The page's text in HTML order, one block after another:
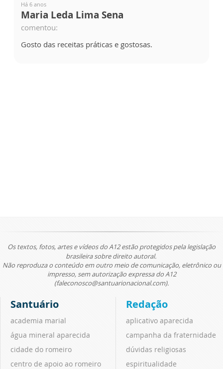
Há 6 anos
Maria Leda Lima Sena
comentou:
Gosto das receitas práticas e gostosas.
Os textos, fotos, artes e vídeos do A12 estão protegidos pela legislação
brasileira sobre direito autoral.
Não reproduza o conteúdo em outro meio de comunicação, eletrônico ou
impresso, sem autorização expressa do A12
(faleconosco@santuarionacional.com).
Santuário
academia marial
água mineral aparecida
cidade do romeiro
centro de apoio ao romeiro
Redação
aplicativo aparecida
campanha da fraternidade
dúvidas religiosas
espiritualidade